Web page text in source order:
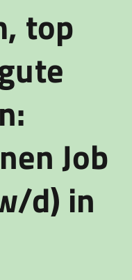
top
Job
d) in